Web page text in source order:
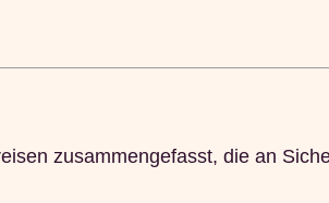
zusammengefasst, die an